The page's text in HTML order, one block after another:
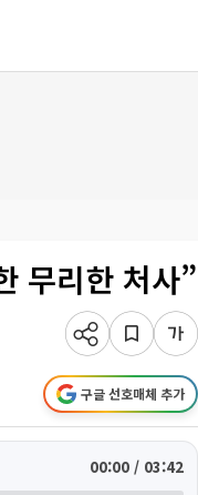
무리한 처사”
구글 선호매체 추가
00:00 / 03:42